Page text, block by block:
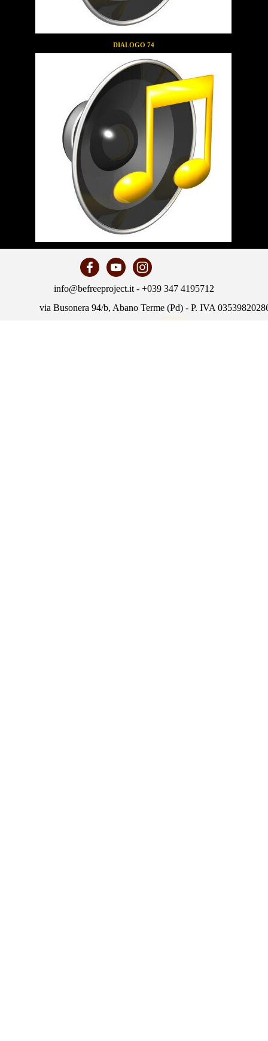
DIALOGO 74
info@befreeproject.it - +039 347 4195712
via Busonera 94/b, Abano Terme (Pd) - P. IVA
Policy